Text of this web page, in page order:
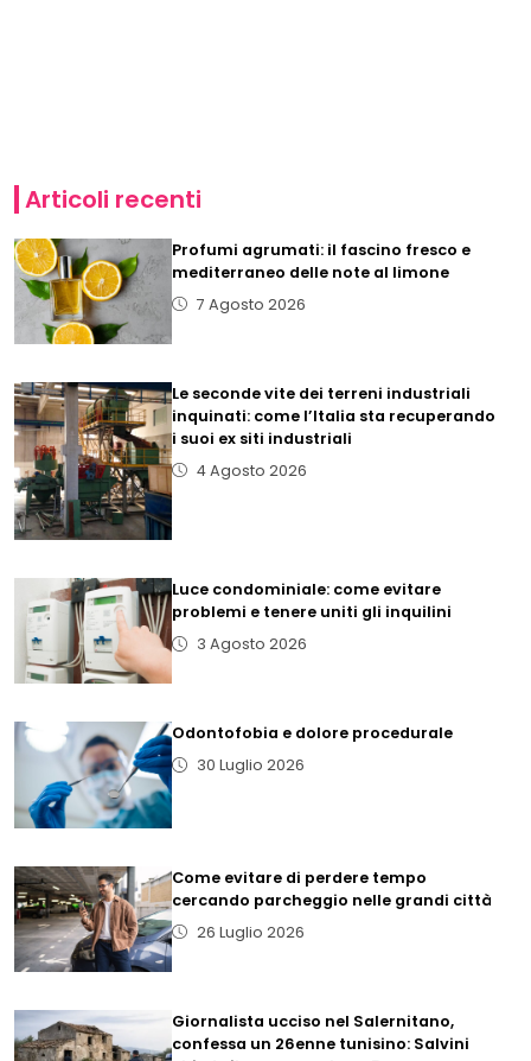
Articoli recenti
Profumi agrumati: il fascino fresco e
mediterraneo delle note al limone
7 Agosto 2026
Le seconde vite dei terreni industriali
inquinati: come l’Italia sta recuperando
i suoi ex siti industriali
4 Agosto 2026
Luce condominiale: come evitare
problemi e tenere uniti gli inquilini
3 Agosto 2026
Odontofobia e dolore procedurale
30 Luglio 2026
Come evitare di perdere tempo
cercando parcheggio nelle grandi città
26 Luglio 2026
Giornalista ucciso nel Salernitano,
confessa un 26enne tunisino: Salvini